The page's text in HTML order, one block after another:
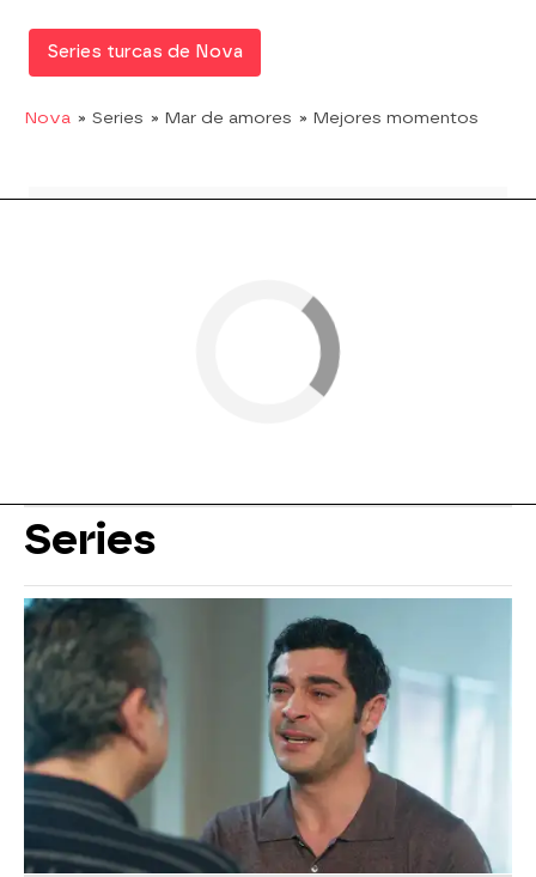
Series turcas de Nova
Nova » Series » Mar de amores » Mejores momentos
Series